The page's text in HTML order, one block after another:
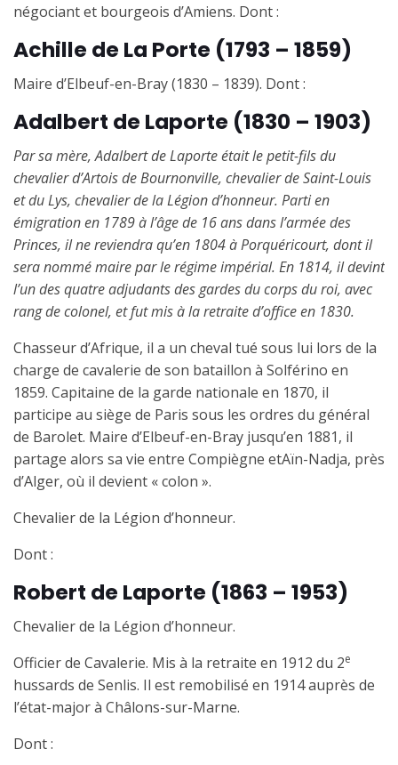
négociant et bourgeois d’Amiens. Dont :
Achille de La Porte (1793 – 1859)
Maire d’Elbeuf-en-Bray (1830 – 1839). Dont :
Adalbert de Laporte (1830 – 1903)
Par sa mère, Adalbert de Laporte était le petit-fils du
chevalier d’Artois de Bournonville, chevalier de Saint-Louis
et du Lys, chevalier de la Légion d’honneur. Parti en
émigration en 1789 à l’âge de 16 ans dans l’armée des
Princes, il ne reviendra qu’en 1804 à Porquéricourt, dont il
sera nommé maire par le régime impérial. En 1814, il devint
l’un des quatre adjudants des gardes du corps du roi, avec
rang de colonel, et fut mis à la retraite d’office en 1830.
Chasseur d’Afrique, il a un cheval tué sous lui lors de la
charge de cavalerie de son bataillon à Solférino en
1859. Capitaine de la garde nationale en 1870, il
participe au siège de Paris sous les ordres du général
de Barolet. Maire d’Elbeuf-en-Bray jusqu’en 1881, il
partage alors sa vie entre Compiègne etAïn-Nadja, près
d’Alger, où il devient « colon ».
Chevalier de la Légion d’honneur.
Dont :
Robert de Laporte (1863 – 1953)
Chevalier de la Légion d’honneur.
Officier de Cavalerie. Mis à la retraite en 1912 du 2e
hussards de Senlis. Il est remobilisé en 1914 auprès de
l’état-major à Châlons-sur-Marne.
Dont :